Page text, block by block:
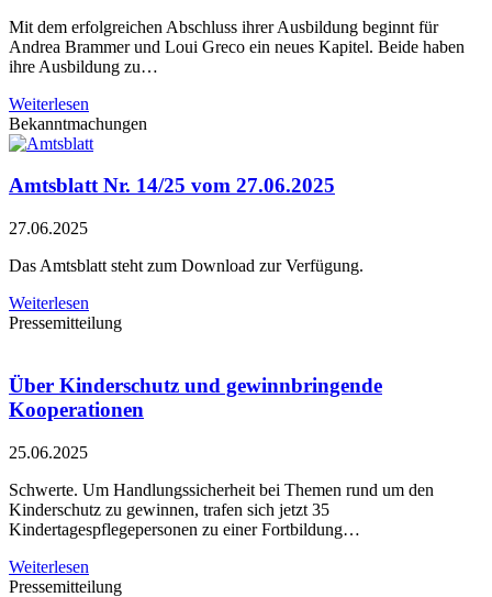
Mit dem erfolgreichen Abschluss ihrer Ausbildung beginnt für
Andrea Brammer und Loui Greco ein neues Kapitel. Beide haben
ihre Ausbildung zu…
Weiterlesen
Bekanntmachungen
Amtsblatt Nr. 14/25 vom 27.06.2025
27.06.2025
Das Amtsblatt steht zum Download zur Verfügung.
Weiterlesen
Pressemitteilung
Über Kinderschutz und gewinnbringende
Kooperationen
25.06.2025
Schwerte. Um Handlungssicherheit bei Themen rund um den
Kinderschutz zu gewinnen, trafen sich jetzt 35
Kindertagespflegepersonen zu einer Fortbildung…
Weiterlesen
Pressemitteilung